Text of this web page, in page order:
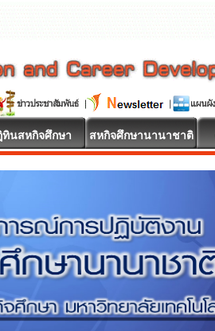
นสหกิจศึกษา สหกิจศึกษานานาชาติ